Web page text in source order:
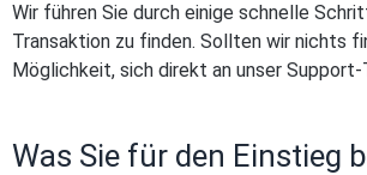
Wir führen Sie durch einige schnelle
Transaktion zu finden. Sollten wir nichts
Möglichkeit, sich direkt an unser Support-
Was Sie für den Einstieg